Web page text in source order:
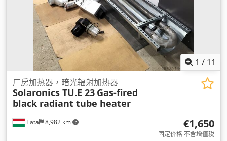
1 / 11
Tata 8,982 km
厂房加热器，暗光辐射加热器
Solaronics TU.E 23 Gas-fired
black radiant tube heater
€1,650
固定价格 不含增值税